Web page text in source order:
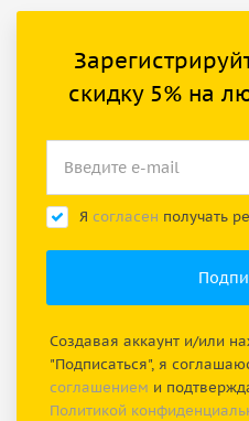
скидку 5% на
Я согласен получать
Создавая аккаунт и/или
"Подписаться", я
соглашением и
Политикой